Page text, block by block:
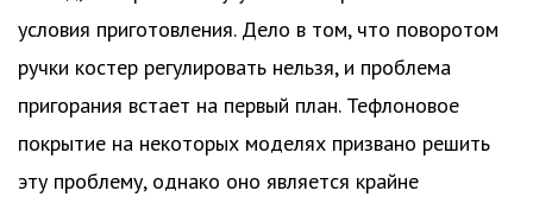
условия приготовления. Дело в том, что поворотом
ручки костер регулировать нельзя, и проблема
пригорания встает на первый план. Тефлоновое
покрытие на некоторых моделях призвано решить
эту проблему, однако оно является крайне